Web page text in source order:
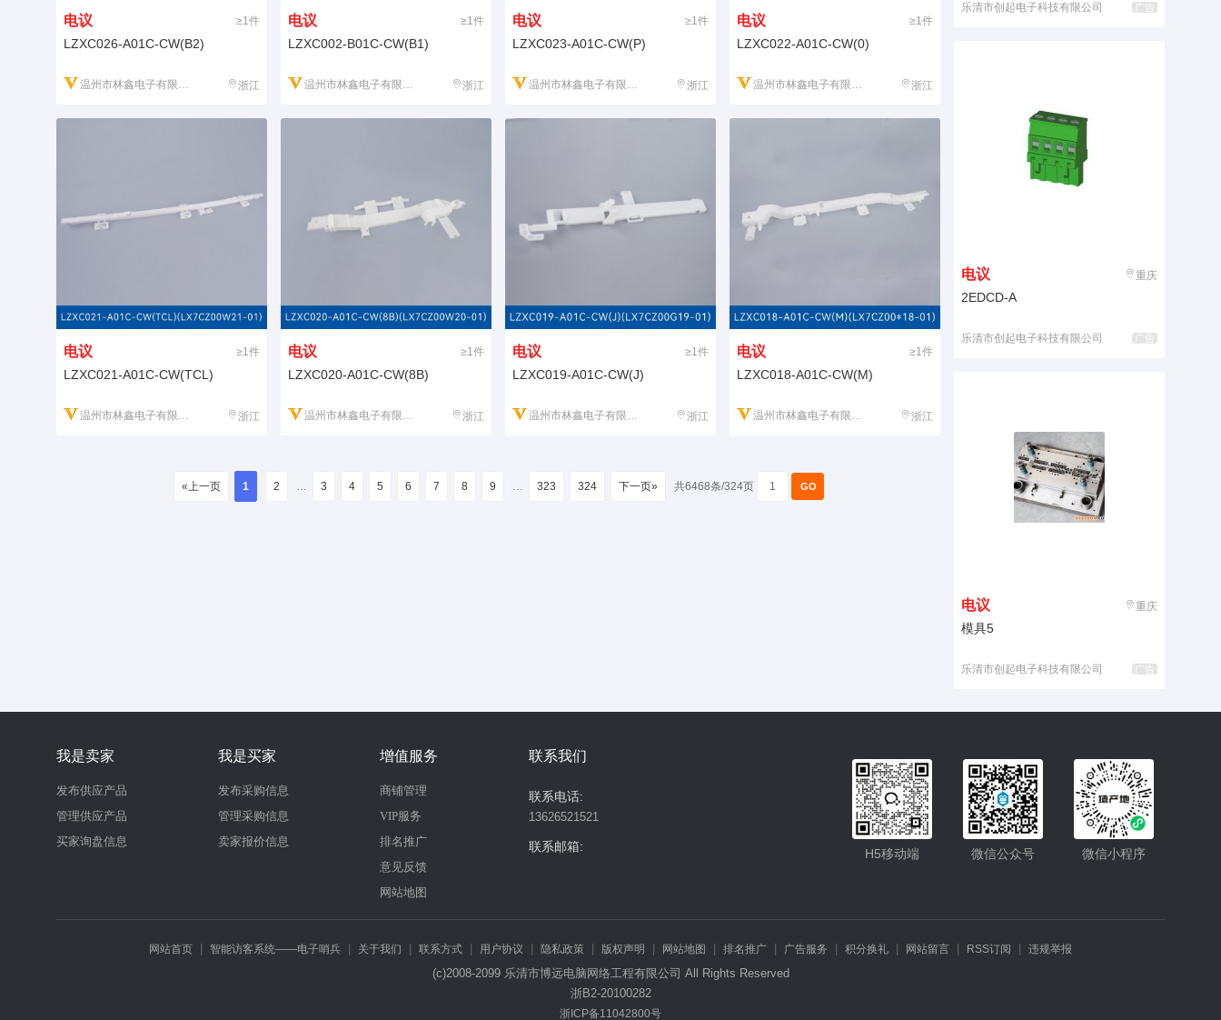
电议 ≥1件
LZXC026-A01C-CW(B2)
温州市林鑫电子有限公司 浙江
电议 ≥1件
LZXC002-B01C-CW(B1)
温州市林鑫电子有限公司 浙江
电议 ≥1件
LZXC023-A01C-CW(P)
温州市林鑫电子有限公司 浙江
电议 ≥1件
LZXC022-A01C-CW(0)
温州市林鑫电子有限公司 浙江
电议 ≥1件
LZXC021-A01C-CW(TCL)
温州市林鑫电子有限公司 浙江
电议 ≥1件
LZXC020-A01C-CW(8B)
温州市林鑫电子有限公司 浙江
电议 ≥1件
LZXC019-A01C-CW(J)
温州市林鑫电子有限公司 浙江
电议 ≥1件
LZXC018-A01C-CW(M)
温州市林鑫电子有限公司 浙江
«上一页 1 2 … 3 4 5 6 7 8 9 … 323 324 下一页» 共6468条/324页
乐清市创起电子科技有限公司 广告
电议 重庆
2EDCD-A
乐清市创起电子科技有限公司 广告
电议 重庆
模具5
乐清市创起电子科技有限公司 广告
我是卖家
发布供应产品
管理供应产品
买家询盘信息
我是买家
发布采购信息
管理采购信息
卖家报价信息
增值服务
商铺管理
VIP服务
排名推广
意见反馈
网站地图
联系我们
联系电话:
13626521521
联系邮箱: 微信小程序
微信公众号
H5移动端
网站首页 智能访客系统——电子哨兵 关于我们 联系方式 用户协议 隐私政策 版权声明 网站地图 排名推广 广告服务 积分换礼 网站留言 RSS订阅 违规举报
(c)2008-2099 乐清市博远电脑网络工程有限公司 All Rights Reserved
浙B2-20100282
浙ICP备11042800号